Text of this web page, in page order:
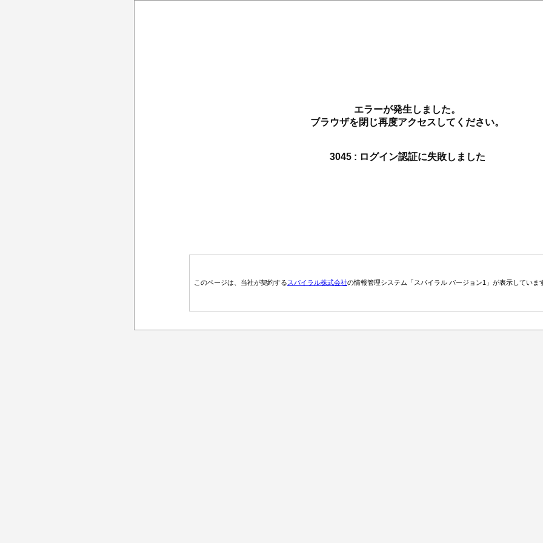
エラーが発生しました。
ブラウザを閉じ再度アクセスしてください。
3045 : ログイン認証に失敗しました
このページは、当社が契約するスパイラル株式会社の情報管理システム「スパイラル バージョン1」が表示していま